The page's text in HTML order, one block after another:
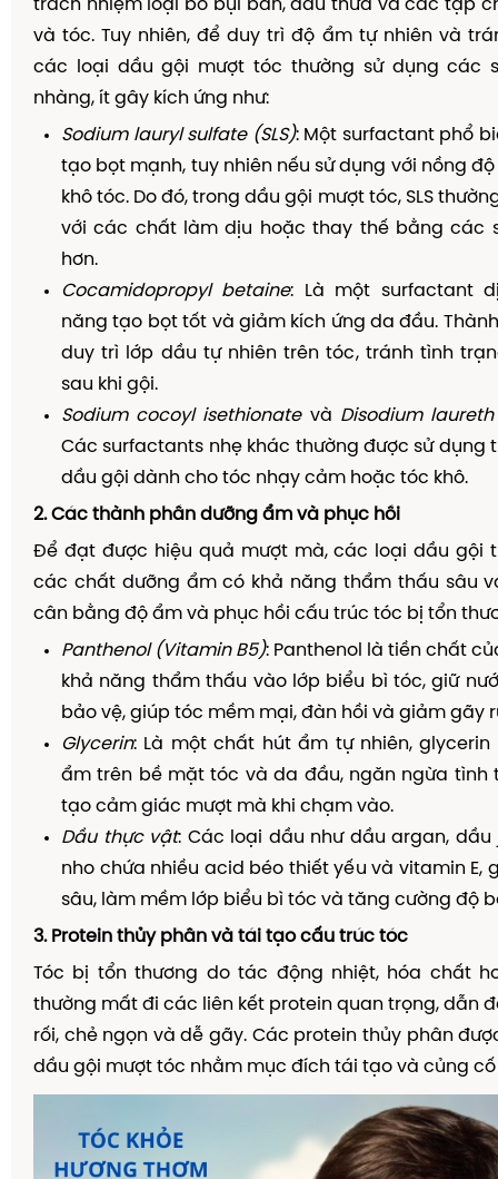
trách nhiệm loại bỏ bụi bẩn, dầu thừa và các tạp
và tóc. Tuy nhiên, để duy trì độ ẩm tự nhiên và
các loại dầu gội mượt tóc thường sử dụng các
nhàng, ít gây kích ứng như:
Sodium lauryl sulfate (SLS): Một surfactant phổ
tạo bọt mạnh, tuy nhiên nếu sử dụng với nồng
khô tóc. Do đó, trong dầu gội mượt tóc, SLS
với các chất làm dịu hoặc thay thế bằng các
hơn.
Cocamidopropyl betaine: Là một surfactant
năng tạo bọt tốt và giảm kích ứng da đầu.
duy trì lớp dầu tự nhiên trên tóc, tránh tình
sau khi gội.
Sodium cocoyl isethionatevà Disodium
Các surfactants nhẹ khác thường được sử dụng
dầu gội dành cho tóc nhạy cảm hoặc tóc khô.
2. Các thành phần dưỡng ẩm và phục hồi
Để đạt được hiệu quả mượt mà, các loại dầu gội
các chất dưỡng ẩm có khả năng thẩm thấu sâu
cân bằng độ ẩm và phục hồi cấu trúc tóc bị tổn
Panthenol (Vitamin B5): Panthenol là tiền chất
khả năng thẩm thấu vào lớp biểu bì tóc, giữ
bảo vệ, giúp tóc mềm mại, đàn hồi và giảm gãy
Glycerin: Là một chất hút ẩm tự nhiên,
ẩm trên bề mặt tóc và da đầu, ngăn ngừa tình
tạo cảm giác mượt mà khi chạm vào.
Dầu thực vật: Các loại dầu như dầu argan, dầu
nho chứa nhiều acid béo thiết yếu và vitamin E,
sâu, làm mềm lớp biểu bì tóc và tăng cường độ
3. Protein thủy phân và tái tạo cấu trúc tóc
Tóc bị tổn thương do tác động nhiệt, hóa chất
thường mất đi các liên kết protein quan trọng, dẫn
rối, chẻ ngọn và dễ gãy. Các protein thủy phân
dầu gội mượt tóc nhằm mục đích tái tạo và củng